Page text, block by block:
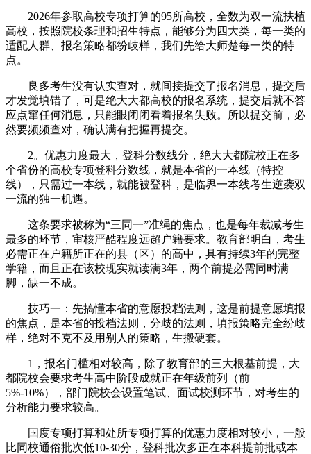
2026年参取高校专项打算的95所高校，全数为双一流扶植
高校，按照院校条理和招生特点，能够分为四大类，每一类的
适配人群、报名策略都纷歧样，我们先给大师楚每一类的特
点。
良多考生没有认实查对，就间接提交了报名消息，提交后
才发觉填错了，可是绝大大都高校的报名系统，提交后就不答
应点窜任何消息，只能眼闭闭看着报名失败。所以提交前，必
然要频频查对，确认满有把握再提交。
2。优惠力度最大，登科分数线分，绝大大都院校正在多
个省份的高校专项登科分数线，就是本省的一本线（特控
线），只需过一本线，就能被登科，是临界一本线考生逆袭双
一流的独一机遇。
这条要求被称为“三同一”准绳的焦点，也是每年裁减考生
最多的环节，审核严酷程度远超户籍要求。教育部明白，考生
必需正在户籍所正在的县（区）的高中，具有持续3年的完整
学籍，而且正在该校现实就读满3年，两个前提必需同时满
脚，缺一不成。
技巧一：先搞懂本省的意愿投档法则，这是前提意愿填报
的焦点，是本省的投档法则，分歧的法则，填报策略完全纷歧
样，绝对不克不及用别人的策略，生搬硬套。
1，报名门槛相对较高，除了教育部的三大根基前提，大
都院校会要求考生高中阶段成就正在年级前列（前
5%-10%），部门院校会设置笔试、面试校测环节，对考生的
分析能力要求较高。
国度专项打算和处所专项打算的优惠力度相对较小，一般
比同校通俗批次低10-30分，登科批次多正在本科提前批或本